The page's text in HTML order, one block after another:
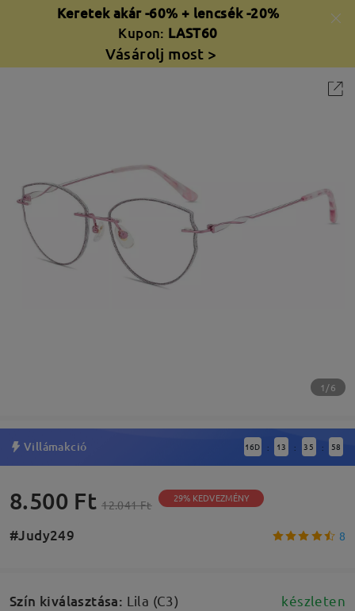
Keretek akár -60% + lencsék -20%
Kupon: LAST60
Vásárolj most >
1/6
Villámakció 16D : 13 : 35 : 57
8.500 Ft 12.041 Ft 29% KEDVEZMÉNY
#Judy249 8
Szín kiválasztása: Lila (C3) készleten